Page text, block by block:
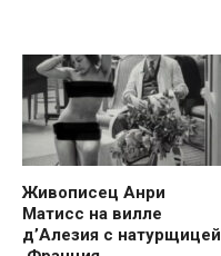
Живописец Анри
Матисс на вилле
д’Алезия с натурщицей